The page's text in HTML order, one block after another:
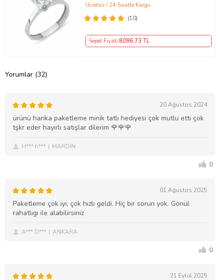
(10)
Ücretsiz / 24 Saatte Kargo
Sepet Fiyatı 8096,73 TL
Yorumlar (32)
20 Ağustos 2024
ürünü harika paketleme minik tatlı hediyesi çok mutlu etti çok
tşkr eder hayırlı satışlar dilerim 🌹🌹🌹
H*** h*** MARDİN
0
01 Ağustos 2025
Paketleme çok iyi, çok hızlı geldi. Hiç bir sorun yok. Gönül
rahatlıgı ile alabilirsiniz
A*** D*** ANKARA
0
21 Eylül 2025